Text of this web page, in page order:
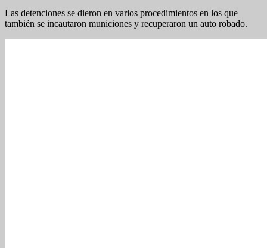
Las detenciones se dieron en varios procedimientos en los que
también se incautaron municiones y recuperaron un auto robado.